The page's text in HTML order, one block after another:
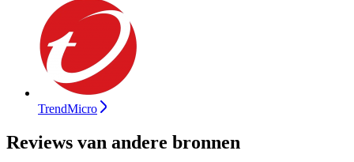
TrendMicro
Reviews van andere bronnen